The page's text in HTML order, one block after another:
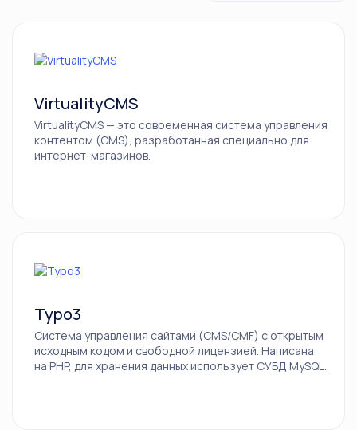
Via.Delivery
SmartCat
VirtualityCMS
VirtualityCMS — это современная система управления
контентом (CMS), разработанная специально для
интернет-магазинов.
Typo3
Система управления сайтами (CMS/CMF) с открытым
исходным кодом и свободной лицензией. Написана
на PHP, для хранения данных использует СУБД MySQL.